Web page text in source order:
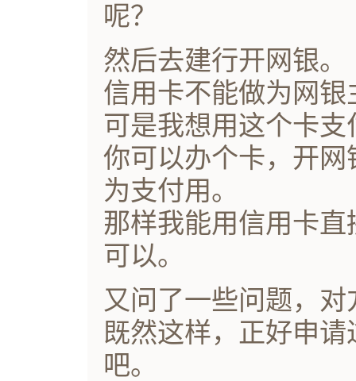
呢？
然后去建行开网银。
信用卡不能做为网
可是我想用这个卡支
你可以办个卡，开
为支付用。
那样我能用信用卡
可以。
又问了一些问题，
既然这样，正好申
吧。